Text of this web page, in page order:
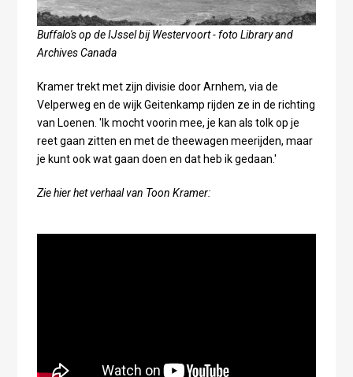
Buffalo's op de IJssel bij Westervoort - foto Library and
Archives Canada
Kramer trekt met zijn divisie door Arnhem, via de
Velperweg en de wijk Geitenkamp rijden ze in de richting
van Loenen. 'Ik mocht voorin mee, je kan als tolk op je
reet gaan zitten en met de theewagen meerijden, maar
je kunt ook wat gaan doen en dat heb ik gedaan.'
Zie hier het verhaal van Toon Kramer: